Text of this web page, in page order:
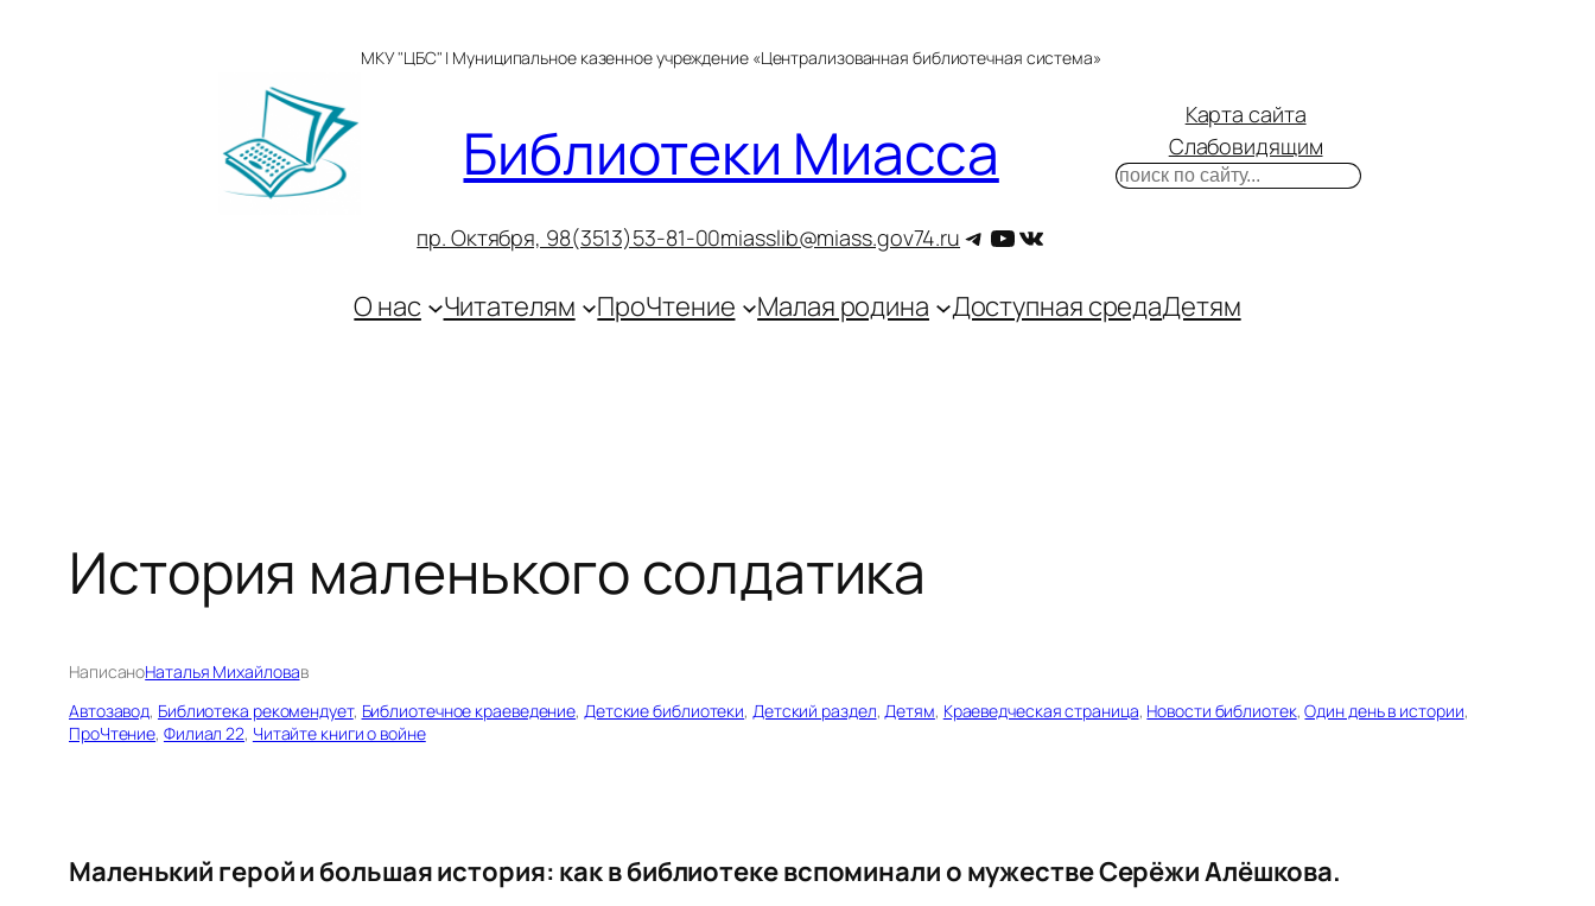
МКУ "ЦБС" | Муниципальное казенное учреждение «Централизованная библиотечная система»
Библиотеки Миасса
пр. Октября, 98(3513)53-81-00miasslib@miass.gov74.ru Telegram
YouTube
ВКонтакте
Карта сайта
Слабовидящим
Поиск
О нас Читателям ПроЧтение Малая родина Доступная средаДетям
История маленького солдатика
НаписаноНаталья Михайловав
Автозавод, Библиотека рекомендует, Библиотечное краеведение, Детские библиотеки, Детский раздел, Детям, Краеведческая страница, Новости библиотек, Один день в истории
ПроЧтение, Филиал 22, Читайте книги о войне
Маленький герой и большая история: как в библиотеке вспоминали о мужестве Серёжи Алёшкова.